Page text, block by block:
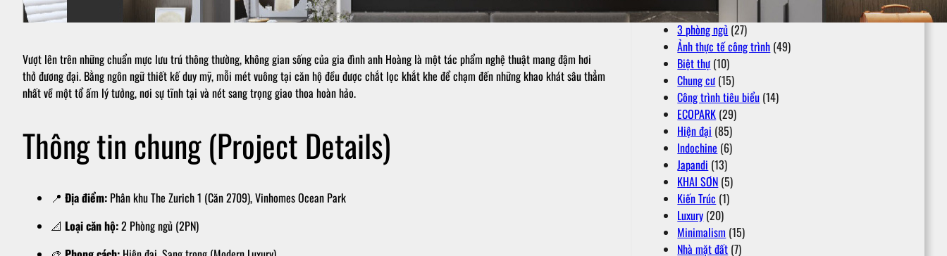
Vượt lên trên những chuẩn mực lưu trú thông thường, không gian sống của gia đình anh Hoàng là một tác phẩm nghệ thuật mang đậm hơi
thở đương đại. Bằng ngôn ngữ thiết kế duy mỹ, mỗi mét vuông tại căn hộ đều được chắt lọc khắt khe để chạm đến những khao khát sâu thẳm
nhất về một tổ ấm lý tưởng, nơi sự tĩnh tại và nét sang trọng giao thoa hoàn hảo.
Thông tin chung (Project Details)
📍 Địa điểm: Phân khu The Zurich 1 (Căn 2709), Vinhomes Ocean Park
📐 Loại căn hộ:2 Phòng ngủ (2PN)
2 phòng ngủ +
3 phòng ngủ (27)
Ảnh thực tế công trình (49)
Biệt thự (10)
Chung cư (15)
Công trình tiêu biểu (14)
ECOPARK (29)
Hiện đại (85)
Indochine (6)
Japandi (13)
KHAI SƠN (5)
Kiến Trúc (1)
Luxury (20)
Minimalism (15)
Nhà mặt đất (7)